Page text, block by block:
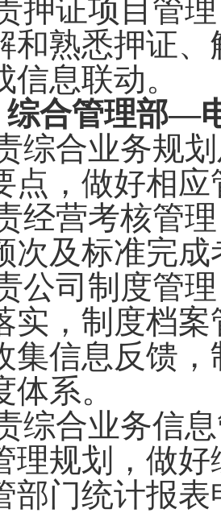
押证项目管
和熟悉押证
息联动。
综合管理部—
综合业务规
点，做好相
经营考核管
次及标准完
公司制度管
实，制度档
集信息反馈
系。
综合业务信
理规划，做
部门统计报